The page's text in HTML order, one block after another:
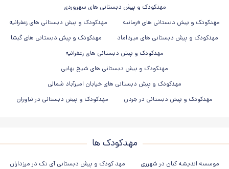
مهدکودک و پیش دبستانی های سهروردی
مهدکودک و پیش دبستانی های فرمانیه
مهدکودک و پیش دبستانی های زعفرانیه
مهدکودک و پیش دبستانی های میرداماد
مهدکودک و پیش دبستانی های گیشا
مهدکودک و پیش دبستانی های زعفرانیه
مهدکودک و پیش دبستانی های شیخ بهایی
مهدکودک و پیش دبستانی های خیابان امیرآباد شمالی
مهدکودک و پیش دبستانی در جردن
مهدکودک و پیش دبستانی در نیاوران
مهدکودک ها
موسسه اندیشه کیان در شهرری
مهد کودک و پیش دبستانی آی تک در مرزداران